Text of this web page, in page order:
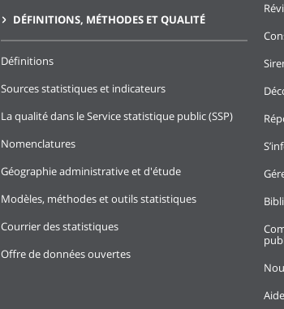
DÉFINITIONS, MÉTHODES ET QUALITÉ
Définitions
Sources statistiques et indicateurs
La qualité dans le Service statistique public (SSP)
Nomenclatures
Géographie administrative et d'étude
Modèles, méthodes et outils statistiques
Courrier des statistiques
Offre de données ouvertes